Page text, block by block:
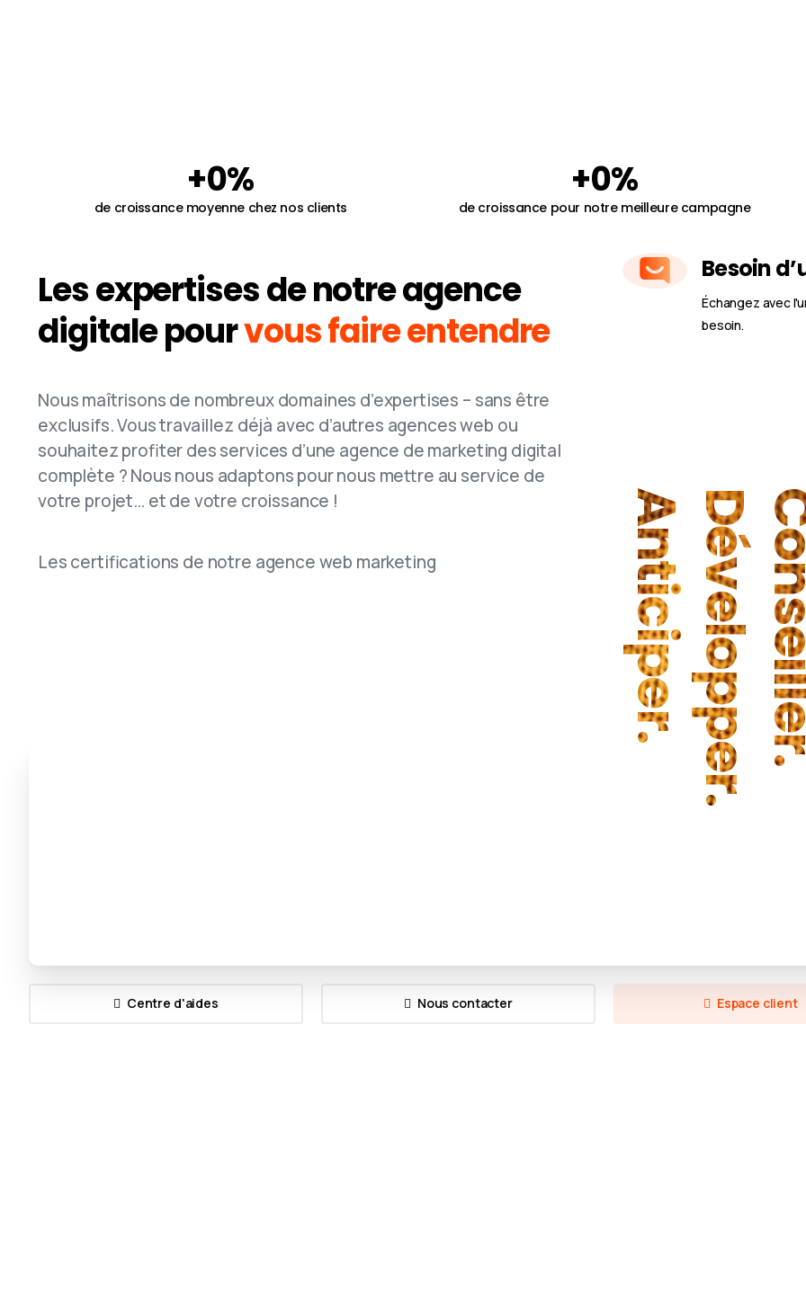
+0%
de croissance moyenne chez nos clients
+0%
de croissance pour notre meilleure campagne
Les expertises de notre agence
digitale pourvous faire entendre
Nous maîtrisons de nombreux domaines d’expertises – sans être
exclusifs. Vous travaillez déjà avec d’autres agences web ou
souhaitez profiter des services d’une agence de marketing digital
complète ? Nous nous adaptons pour nous mettre au service de
votre projet… et de votre croissance !
Les certifications de notre agence web marketing
Besoin
Échangez avec
besoin.
.
Centre d'aides Nous contacter Espace client